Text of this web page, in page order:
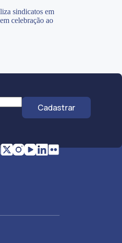
sindicatos em
celebração ao
Cadastrar